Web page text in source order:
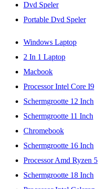
Dvd Speler
Portable Dvd Speler
Windows Laptop
2 In 1 Laptop
Macbook
Processor Intel Core I9
Schermgrootte 12 Inch
Schermgrootte 11 Inch
Chromebook
Schermgrootte 16 Inch
Processor Amd Ryzen 5
Schermgrootte 18 Inch